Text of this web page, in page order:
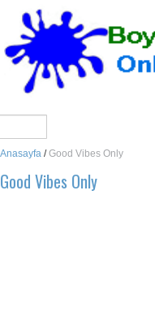
Anasayfa /Good Vibes Only
Good Vibes Only